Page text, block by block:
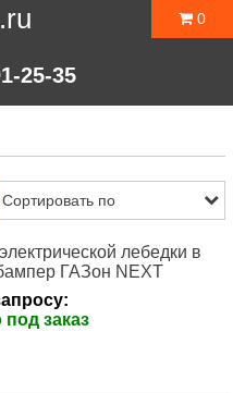
25-35
0
лебедки в
ГАЗон NEXT
заказ